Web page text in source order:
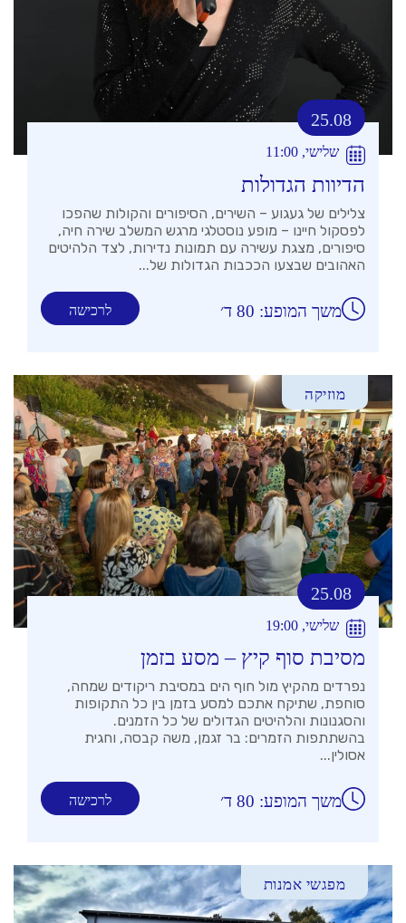
25.08
שלישי, 11:00
הדיוות הגדולות
צלילים של געגוע – השירים, הסיפורים והקולות שהפכו
לפסקול חיינו – מופע נוסטלגי מרגש המשלב שירה חיה,
סיפורים, מצגת עשירה עם תמונות נדירות, לצד הלהיטים
האהובים שבצעו הככבות הגדולות של...
לרכישה משך המופע: 80 ד׳
מוזיקה
25.08
שלישי, 19:00
מסיבת סוף קיץ – מסע בזמן
נפרדים מהקיץ מול חוף הים במסיבת ריקודים שמחה,
סוחפת, שתיקח אתכם למסע בזמן בין כל התקופות
והסגנונות והלהיטים הגדולים של כל הזמנים.
בהשתתפות הזמרים: בר זגמן, משה קבסה, וחגית
אסולין...
לרכישה משך המופע: 80 ד׳
מפגשי אמנות